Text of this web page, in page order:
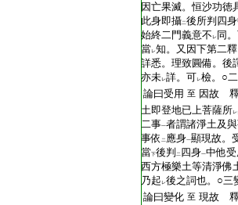
因亡果滅。恒沙功徳
此身即攝二後所判四
始終二門義意不 レ 同
當レ知。又因下第二
詳悉。理致圓備。後
亦未レ詳。可レ檢。○
論曰受用 至 因故
土即登地已上菩薩所レ
二事一者謂諸淨土及
事依 二 應身一顯現故。
當下後判 二 四身一中他
西方極樂土等清淨佛
乃起 レ後之詞也。○三
論曰變化 至 現故